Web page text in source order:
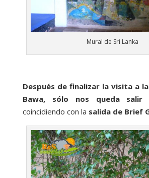
Mural de Sri Lanka
Después de finalizar la visita a
Bawa, sólo nos queda salir
coincidiendo con la salida de Brief